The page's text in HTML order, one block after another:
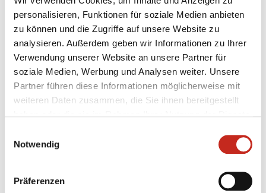
personalisieren, Funktionen für soziale Medien anbieten
zu können und die Zugriffe auf unsere Website zu
analysieren. Außerdem geben wir Informationen zu Ihrer
Verwendung unserer Website an unsere Partner für
soziale Medien, Werbung und Analysen weiter. Unsere
Partner führen diese Informationen möglicherweise mit
weiteren Daten zusammen, die Sie ihnen bereitgestellt
Notwendig
Präferenzen